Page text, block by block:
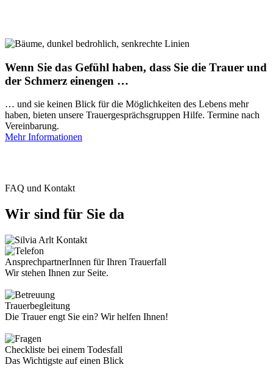
Wenn Sie das Gefühl haben, dass Sie die Trauer und
der Schmerz einengen …
… und sie keinen Blick für die Möglichkeiten des Lebens mehr
haben, bieten unsere Trauergesprächsgruppen Hilfe. Termine nach
Vereinbarung.
Mehr Informationen
FAQ und Kontakt
Wir sind für Sie da
AnsprechpartnerInnen für Ihren Trauerfall
Wir stehen Ihnen zur Seite.
Trauerbegleitung
Die Trauer engt Sie ein? Wir helfen Ihnen!
Checkliste bei einem Todesfall
Das Wichtigste auf einen Blick